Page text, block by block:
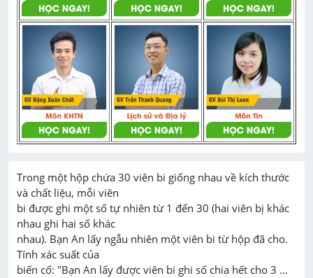
Trong một hộp chứa 30 viên bi giống nhau về kích thước
và chất liệu, mỗi viên
bi được ghi một số tự nhiên từ 1 đến 30 (hai viên bị khác
nhau ghi hai số khác
nhau). Bạn An lấy ngẫu nhiên một viên bi từ hộp đã cho.
Tính xác suất của
biến cố: "Bạn An lấy được viên bi ghi số chia hết cho 3 ...